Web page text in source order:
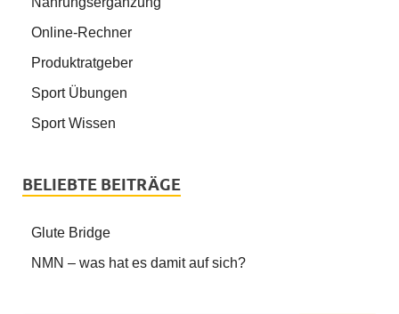
Online-Rechner
Produktratgeber
Sport Übungen
Sport Wissen
BELIEBTE BEITRÄGE
Glute Bridge
NMN – was hat es damit auf sich?